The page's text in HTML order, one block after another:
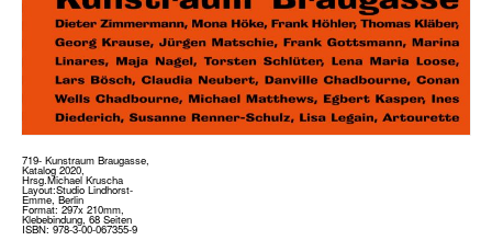
719- Kunstraum Braugasse,
Katalog 2020,
Hrsg.Michael Kruscha
Layout:Studio Lindhorst-
Emme, Berlin
Format: 297x 210mm,
Klebebindung, 68 Seiten
ISBN: 978-3-00-067355-9